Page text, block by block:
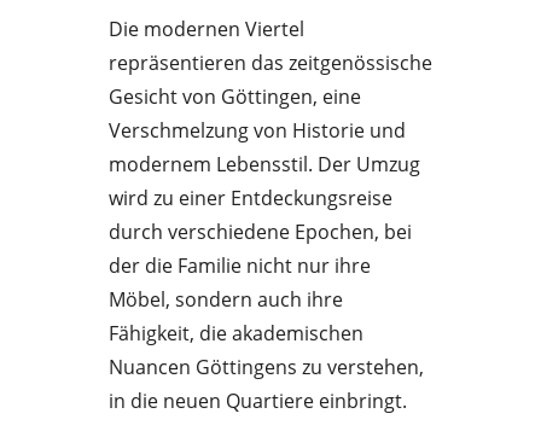
Die modernen Viertel
repräsentieren das zeitgenössische
Gesicht von Göttingen, eine
Verschmelzung von Historie und
modernem Lebensstil. Der Umzug
wird zu einer Entdeckungsreise
durch verschiedene Epochen, bei
der die Familie nicht nur ihre
Möbel, sondern auch ihre
Fähigkeit, die akademischen
Nuancen Göttingens zu verstehen,
in die neuen Quartiere einbringt.